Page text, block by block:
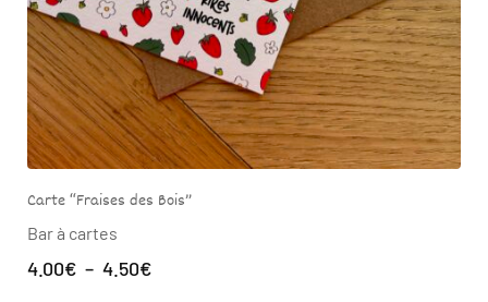
Carte “Fraises des Bois”
Bar à cartes
4.00€ – 4.50€